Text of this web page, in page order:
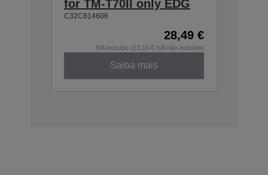
for TM-T70II only EDG
C32C814606
28,49 €
IVA incluído (23,16 € IVA não incluído)
Saiba mais